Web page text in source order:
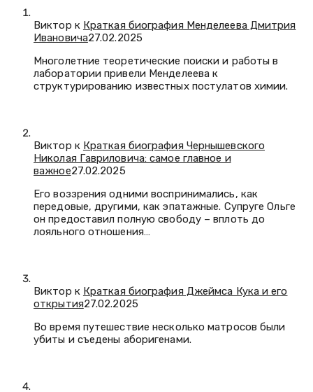
Виктор к Краткая биография Менделеева Дмитрия
Ивановича27.02.2025
Многолетние теоретические поиски и работы в
лаборатории привели Менделеева к
структурированию известных постулатов химии.
Виктор к Краткая биография Чернышевского
Николая Гавриловича: самое главное и
важное27.02.2025
Его воззрения одними воспринимались, как
передовые, другими, как эпатажные. Супруге Ольге
он предоставил полную свободу – вплоть до
лояльного отношения…
Виктор к Краткая биография Джеймса Кука и его
открытия27.02.2025
Во время путешествие несколько матросов были
убиты и съедены аборигенами.